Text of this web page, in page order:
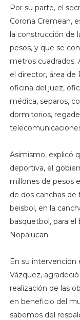
Por su parte, el
Corona Cremean,
la construcción de
pesos, y que se
metros cuadrados.
el director, área
oficina del juez,
médica, separos,
dormitorios,
Asimismo, explicó
deportiva, el
millones de pesos
de dos canchas de
beisbol, en la
basquetbol, para
Nopalucan.
En su intervención
Vázquez,
realización de las
en beneficio del
sabemos del